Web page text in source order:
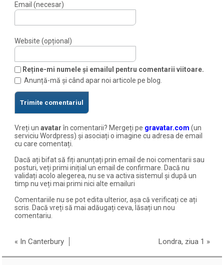
Email (necesar)
Website (opțional)
Reține-mi numele și emailul pentru comentarii viitoare.
Anunță-mă și când apar noi articole pe blog.
Vreți unavatarîn comentarii? Mergeți pe gravatar.com (un
serviciu Wordpress) și asociați o imagine cu adresa de email
cu care comentați.
Dacă ați bifat să fiți anunțați prin email de noi comentarii sau
posturi, veți primi inițial un email de confirmare. Dacă nu
validați acolo alegerea, nu se va activa sistemul și după un
timp nu veți mai primi nici alte emailuri
Comentariile nu se pot edita ulterior, așa că verificați ce ați
scris. Dacă vreți să mai adăugați ceva, lăsați un nou
comentariu.
« In Canterbury Londra, ziua 1 »